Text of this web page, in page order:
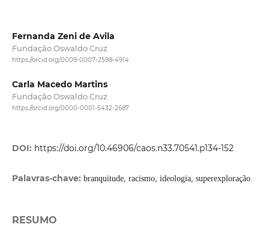
Fernanda Zeni de Avila
Fundação Oswaldo Cruz
https://orcid.org/0009-0007-2598-4914
Carla Macedo Martins
Fundação Oswaldo Cruz
https://orcid.org/0000-0001-5432-2687
DOI: https://doi.org/10.46906/caos.n33.70541.p134-152
Palavras-chave: branquitude, racismo, ideologia, superexploração.
RESUMO